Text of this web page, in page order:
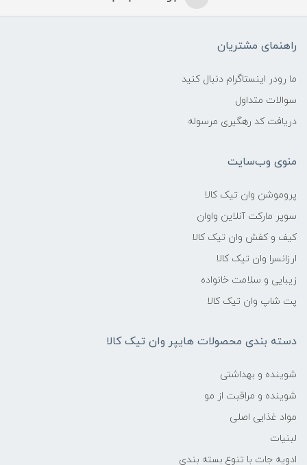
راهنمای مشتریان
ما رودر اینستاگرام دنبال کنید
سوالات متداول
دریافت کد رهگیری مرسوله
منوی وب‌سایت
پروموشن وان تیک کالا
سوپر مارکت آنلاین واوان
کیف و کفش وان تیک کالا
ارزانسرا وان تیک کالا
زیبایی و سلامت خانواده
پت شاپ وان تیک کالا
دسته بندی محصولات هایپر وان تیک کالا
شوینده و بهداشتی
شوینده و مراقبت از مو
مواد غذایی اصلی
لبنیات
ادویه جات با تنوع بسته بندی